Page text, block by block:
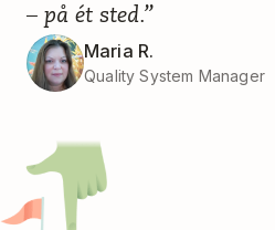
– på ét sted.”
Maria R.
Quality System Manager